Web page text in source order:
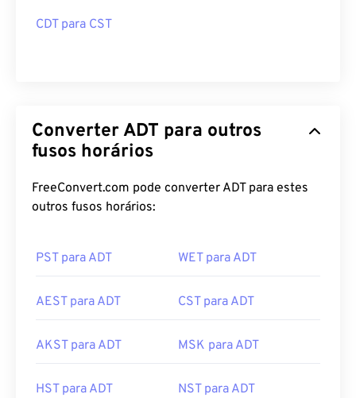
CDT para CST
Converter ADT para outros
fusos horários
FreeConvert.com pode converter ADT para estes
outros fusos horários:
PST para ADT WET para ADT
AEST para ADT CST para ADT
AKST para ADT MSK para ADT
HST para ADT NST para ADT